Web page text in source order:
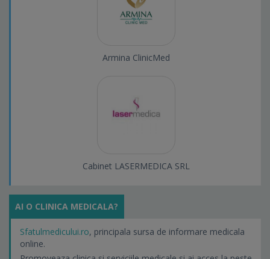
Armina ClinicMed
Cabinet LASERMEDICA SRL
AI O CLINICA MEDICALA?
Sfatulmedicului.ro, principala sursa de informare medicala
online.